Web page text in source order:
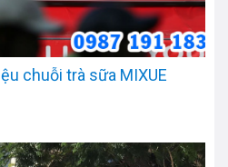
chuỗi trà sữa MIXUE